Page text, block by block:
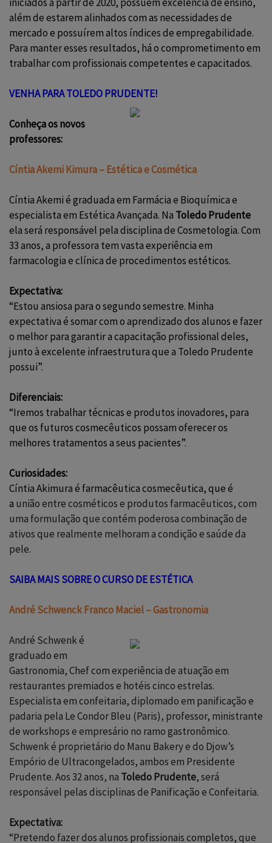
além de estarem alinhados com as necessidades de
mercado e possuírem altos índices de empregabilidade.
Para manter esses resultados, há o comprometimento em
trabalhar com profissionais competentes e capacitados.
VENHA PARA TOLEDO PRUDENTE!
Conheça os novos
professores:
Cíntia Akemi Kimura –Estética e Cosmética
Cíntia Akemi é graduada em Farmácia e Bioquímica e
especialista em Estética Avançada. Na Toledo Prudente
ela será responsável pela disciplina de Cosmetologia. Com
33 anos, a professora tem vasta experiência em
farmacologia e clínica de procedimentos estéticos.
Expectativa:
“Estou ansiosa para o segundo semestre. Minha
expectativa é somar com o aprendizado dos alunos e fazer
o melhor para garantir a capacitação profissional deles,
junto à excelente infraestrutura que a Toledo Prudente
possui”.
Diferenciais:
“Iremos trabalhar técnicas e produtos inovadores, para
que os futuros cosmecêuticos possam oferecer os
melhores tratamentos a seus pacientes”.
Curiosidades:
Cíntia Akimura é farmacêutica cosmecêutica, que é
a união entre cosméticos e produtos farmacêuticos, com
uma formulação que contém poderosa combinação de
ativos que realmente melhoram a condição e saúde da
pele.
SAIBA MAIS SOBRE O CURSO DE ESTÉTICA
André Schwenck Franco Maciel –Gastronomia
André Schwenk é
graduado em
Gastronomia, Chef com experiência de atuação em
restaurantes premiados e hotéis cinco estrelas.
Especialista em confeitaria, diplomado em panificação e
padaria pela Le Condor Bleu (Paris), professor, ministrante
de workshops e empresário no ramo gastronômico.
Schwenk é proprietário do Manu Bakery e do Djow’s
Empório de Ultracongelados, ambos em Presidente
Prudente. Aos 32 anos, na Toledo Prudente, será
responsável pelas disciplinas de Panificação e Confeitaria.
Expectativa:
“Pretendo fazer dos alunos profissionais completos, que